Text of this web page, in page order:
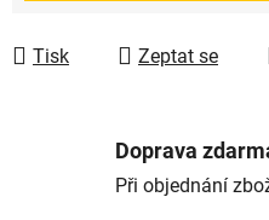
Tisk Zeptat se
Doprava
Při objednání